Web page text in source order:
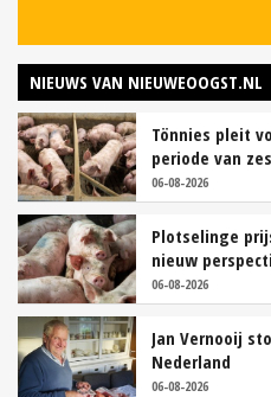
NIEUWS VAN NIEUWEOOGST.NL
Tönnies pleit
periode van
06-08-2026
Plotselinge
nieuw
06-08-2026
Jan Vernooij
Nederland
06-08-2026